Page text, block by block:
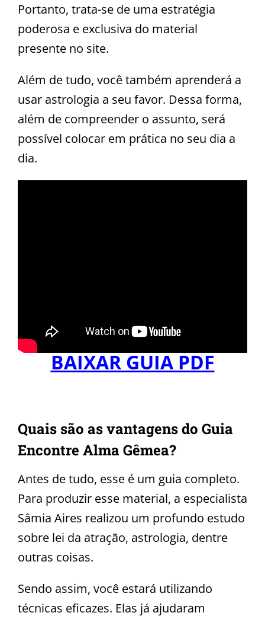
Portanto, trata-se de uma estratégia
poderosa e exclusiva do material
presente no site.
Além de tudo, você também aprenderá a
usar astrologia a seu favor. Dessa forma,
além de compreender o assunto, será
possível colocar em prática no seu dia a
dia.
BAIXAR GUIA PDF
Quais são as vantagens do Guia
Encontre Alma Gêmea?
Antes de tudo, esse é um guia completo.
Para produzir esse material, a especialista
Sâmia Aires realizou um profundo estudo
sobre lei da atração, astrologia, dentre
outras coisas.
Sendo assim, você estará utilizando
técnicas eficazes. Elas já ajudaram